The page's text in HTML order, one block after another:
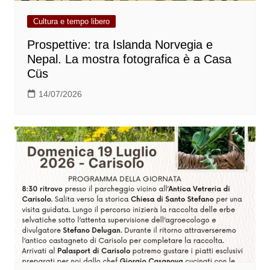
Cultura e tempo libero
Prospettive: tra Islanda Norvegia e
Nepal. La mostra fotografica è a Casa
Cüs
14/07/2026